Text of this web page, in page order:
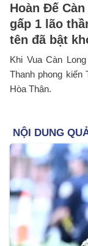
Hoàn Đế
gấp 1 lão
tên đã bật
Khi Vua Càn
Thanh phong
Hòa Thân.